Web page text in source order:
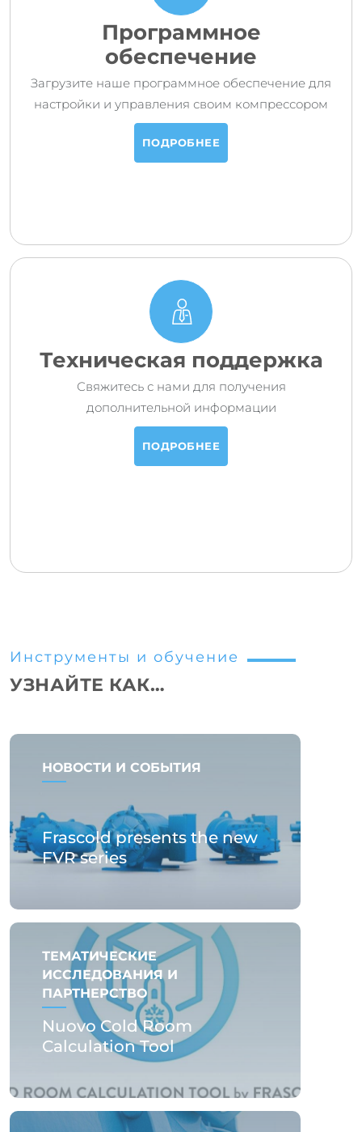
Программное
обеспечение
Загрузите наше программное обеспечение для
настройки и управления своим компрессором
ПОДРОБНЕЕ
Техническая поддержка
Свяжитесь с нами для получения
дополнительной информации
ПОДРОБНЕЕ
Инструменты и обучение
УЗНАЙТЕ КАК…
НОВОСТИ И СОБЫТИЯ
Frascold presents the new
FVR series
ТЕМАТИЧЕСКИЕ
ИССЛЕДОВАНИЯ И
ПАРТНЕРСТВО
Nuovo Cold Room
Calculation Tool